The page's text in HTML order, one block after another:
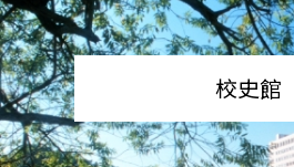
校史館